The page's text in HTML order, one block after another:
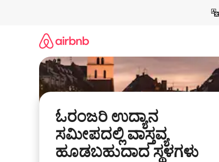
ಓರಂಜರಿ ಉದ್ಯಾನ
ಸಮೀಪದಲ್ಲಿ ವಾಸ್ತವ್ಯ
ಹೂಡಬಹುದಾದ ಸ್ಥಳಗಳು